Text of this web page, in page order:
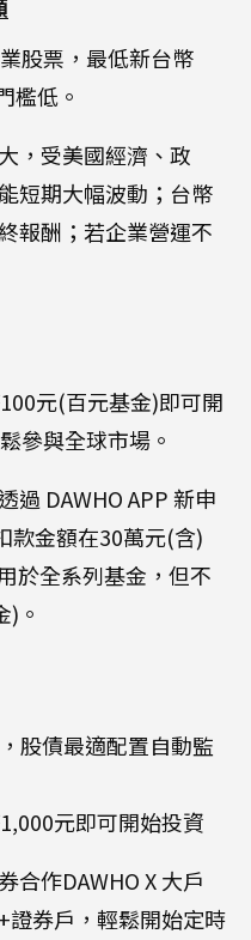
股票，最低新台幣
檻低。
，受美國經濟、政
短期大幅波動；台幣
報酬；若企業營運不
元(百元基金)即可開
參與全球市場。
過 DAWHO APP 新申
款金額在30萬元(含)
於全系列基金，但不
。
股債最適配置自動監
元即可開始投資
合作DAWHO X 大戶
證券戶，輕鬆開始定時